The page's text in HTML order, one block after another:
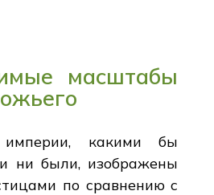
масштабы
империи, какими бы
ни были, изображены
по сравнению с